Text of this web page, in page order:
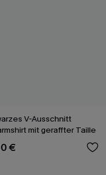
V-Ausschnitt
mit geraffter Taille
€